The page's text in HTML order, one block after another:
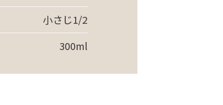
小さじ1/2
300ml